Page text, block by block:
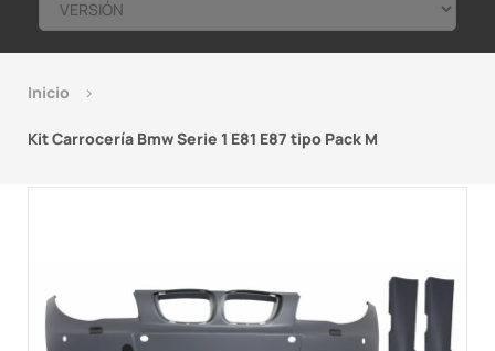
Inicio
Kit Carrocería Bmw Serie 1 E81 E87 tipo Pack M